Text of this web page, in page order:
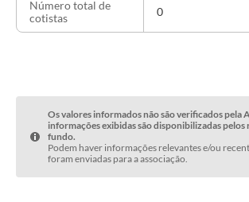
Número total de
cotistas
0
Os valores informados não são verificados pela
informações exibidas são disponibilizadas pelos
fundo.
Podem haver informações relevantes e/ou
foram enviadas para a associação.